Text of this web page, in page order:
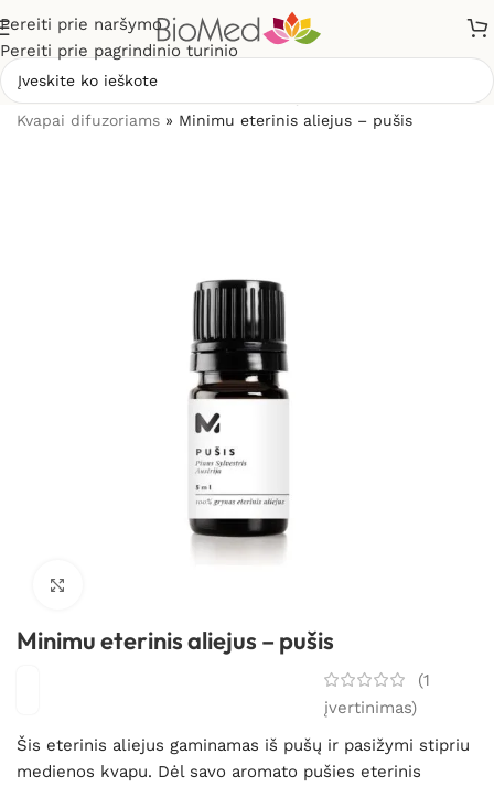
Pereiti prie naršymo
Pereiti prie pagrindinio turinio
Kvapai difuzoriams » Minimu eterinis aliejus – pušis
Minimu eterinis aliejus – pušis
(1
įvertinimas)
Šis eterinis aliejus gaminamas iš pušų ir pasižymi stipriu
medienos kvapu. Dėl savo aromato pušies eterinis